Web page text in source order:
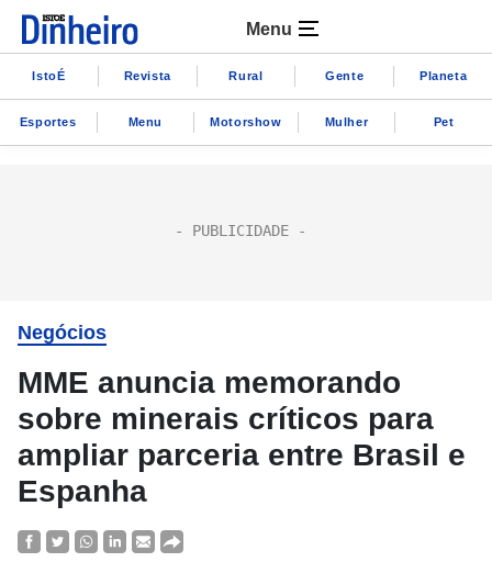
Menu
IstoÉ Revista Rural Gente Planeta
Esportes Menu Motorshow Mulher Pet
Negócios
MME anuncia memorando
sobre minerais críticos para
ampliar parceria entre Brasil e
Espanha